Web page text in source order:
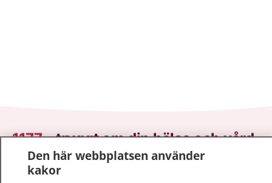
1177–tryggt om din hälsa och vård
På 1177.se får du råd om hälsa och information om
Den här webbplatsen använder
kakor